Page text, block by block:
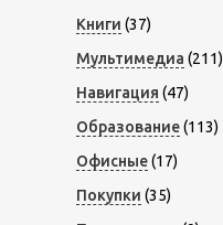
Книги (37)
Мультимедиа (211)
Навигация (47)
Образование(113)
Офисные(17)
Покупки (35)